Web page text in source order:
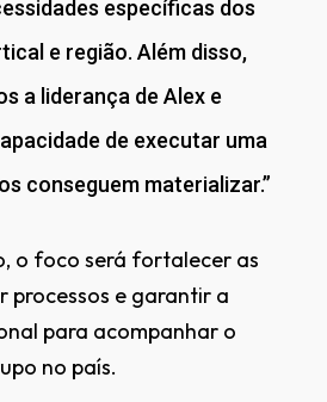
específicas dos
e região. Além disso,
a liderança de Alex e
de executar uma
conseguem materializar.”
o foco será fortalecer as
processos e garantir a
para acompanhar o
no país.